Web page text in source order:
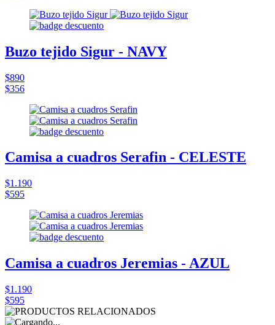
Buzo tejido Sigur - NAVY
$890
$356
Camisa a cuadros Serafin - CELESTE
$1.190
$595
Camisa a cuadros Jeremias - AZUL
$1.190
$595